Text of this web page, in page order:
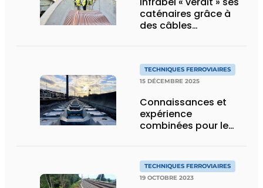
caténaires grâce à
des câbles
TECHNIQUES FERROVIAIRES
15 DÉCEMBRE 2025
Connaissances et
expérience
combinées pour le
de « ladder track »
TECHNIQUES FERROVIAIRES
19 OCTOBRE 2023